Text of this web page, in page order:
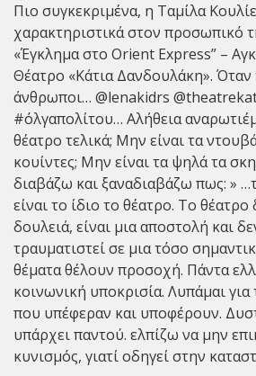
Πιο συγκεκριμένα, η Ταμίλα
χαρακτηριστικά στον προσωπικό
«Έγκλημα στο Orient Εxpress” –
Θέατρο «Κάτια Δανδουλάκη». Όταν
άνθρωποι… @lenakidrs
#όλγαπολίτου… Αλήθεια
θέατρο τελικά; Μην είναι τα
κουίντες; Μην είναι τα ψηλά τα
διαβάζω και ξαναδιαβάζω πως: »
είναι το ίδιο το θέατρο. Το θέατρο
δουλειά, είναι μια αποστολή και
τραυματιστεί σε μια τόσο
θέματα θέλουν προσοχή. Πάντα
κοινωνική υποκρισία. Λυπάμαι
που υπέφεραν και υποφέρουν.
υπάρχει παντού. ελπίζω να μην
κυνισμός, γιατί οδηγεί στην